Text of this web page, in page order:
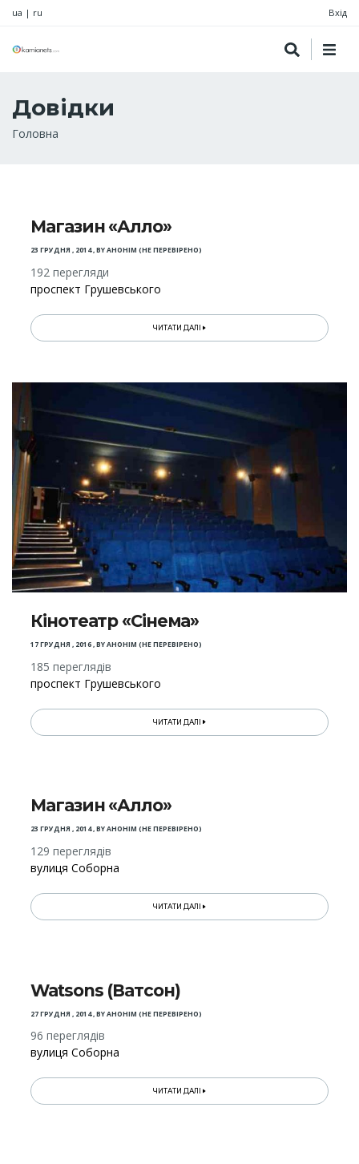
ua | ru Вхід
Довідки
Рядок
Головна
Магазин «Алло»
23 ГРУДНЯ , 2014,BYАНОНІМ (НЕ ПЕРЕВІРЕНО)
192 перегляди
проспект Грушевського
ЧИТАТИ ДАЛІ
Кінотеатр «Сінема»
17 ГРУДНЯ , 2016,BYАНОНІМ (НЕ ПЕРЕВІРЕНО)
185 переглядів
проспект Грушевського
ЧИТАТИ ДАЛІ
Магазин «Алло»
23 ГРУДНЯ , 2014,BYАНОНІМ (НЕ ПЕРЕВІРЕНО)
129 переглядів
вулиця Соборна
ЧИТАТИ ДАЛІ
Watsons (Ватсон)
27 ГРУДНЯ , 2014,BYАНОНІМ (НЕ ПЕРЕВІРЕНО)
96 переглядів
вулиця Соборна
ЧИТАТИ ДАЛІ